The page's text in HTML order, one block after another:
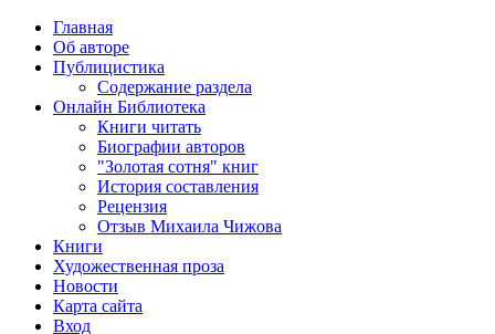
Главная
Об авторе
Публицистика
Содержание раздела
Онлайн Библиотека
Книги читать
Биографии авторов
"Золотая сотня" книг
История составления
Рецензия
Отзыв Михаила Чижова
Книги
Художественная проза
Новости
Карта сайта
Вход